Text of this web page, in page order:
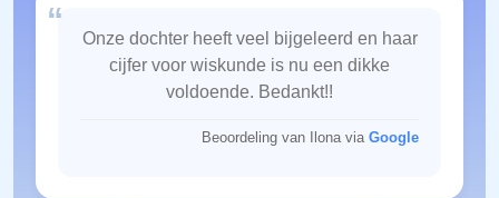
“
Onze dochter heeft veel bijgeleerd en haar
cijfer voor wiskunde is nu een dikke
voldoende. Bedankt!!
Beoordeling van Ilona via Google